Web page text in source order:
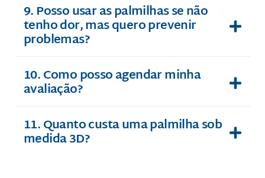
9. Posso usar as palmilhas se não
tenho dor, mas quero prevenir
problemas?
10. Como posso agendar minha
avaliação?
11. Quanto custa uma palmilha sob
medida 3D?